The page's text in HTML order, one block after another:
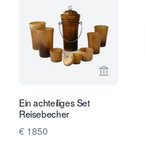
Ein achteiliges Set
Reisebecher
€ 1850